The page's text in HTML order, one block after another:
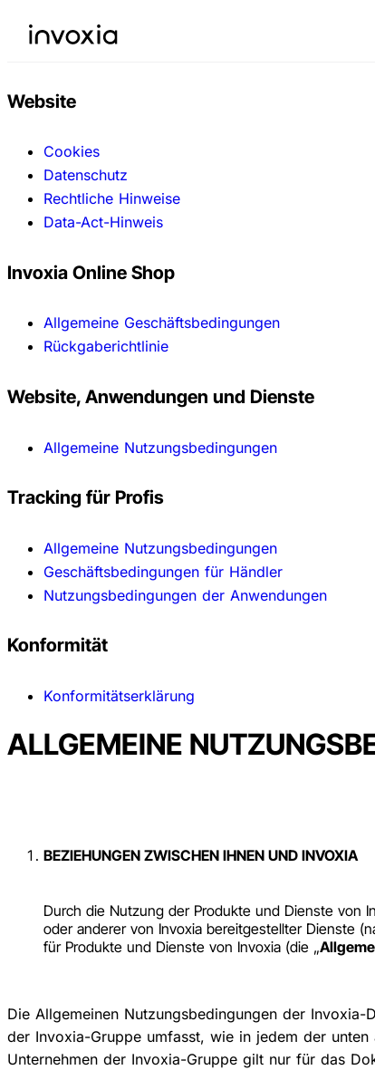
Website
Cookies
Datenschutz
Rechtliche Hinweise
Data-Act-Hinweis
Invoxia Online Shop
Allgemeine Geschäftsbedingungen
Rückgaberichtlinie
Website, Anwendungen und Dienste
Allgemeine Nutzungsbedingungen
Tracking für Profis
Allgemeine Nutzungsbedingungen
Geschäftsbedingungen für Händler
Nutzungsbedingungen der Anwendungen
Konformität
Konformitätserklärung
ALLGEMEINE
BEZIEHUNGEN ZWISCHEN IHNEN UND INVOXIA
Durch die Nutzung der Produkte und Dienste von
oder anderer von Invoxia bereitgestellter Dienste
für Produkte und Dienste von Invoxia (die „
Die Allgemeinen Nutzungsbedingungen der
der Invoxia-Gruppe umfasst, wie in jedem der
Unternehmen der Invoxia-Gruppe gilt nur für das